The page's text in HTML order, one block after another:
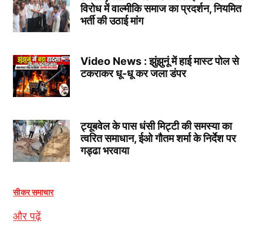
विरोध में वाल्मीकि समाज का प्रदर्शन, नियमित
भर्ती की उठाई मांग
Video News : झुंझुनूं में हाई मास्ट पोल से
टकराकर धू-धू कर जला डंपर
ट्यूबवेल के पास धंसी मिट्टी की समस्या का
त्वरित समाधान, ईओ गौतम शर्मा के निर्देश पर
गड्ढा भरवाया
सीकर समाचार
और पढ़ें